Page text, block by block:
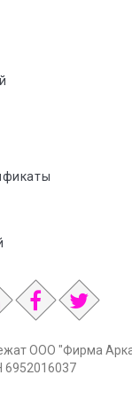
ООО "Фирма
6952016037